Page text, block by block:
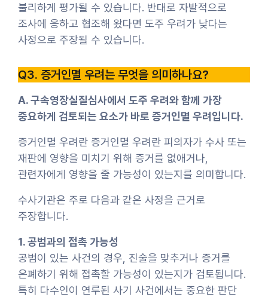
불리하게 평가될 수 있습니다. 반대로 자발적으로
조사에 응하고 협조해 왔다면 도주 우려가 낮다는
사정으로 주장될 수 있습니다.
Q3. 증거인멸 우려는 무엇을 의미하나요?
A. 구속영장실질심사에서 도주 우려와 함께 가장
중요하게 검토되는 요소가 바로 증거인멸 우려입니다.
증거인멸 우려란 증거인멸 우려란 피의자가 수사 또는
재판에 영향을 미치기 위해 증거를 없애거나,
관련자에게 영향을 줄 가능성이 있는지를 의미합니다.
수사기관은 주로 다음과 같은 사정을 근거로
주장합니다.
1. 공범과의 접촉 가능성
공범이 있는 사건의 경우, 진술을 맞추거나 증거를
은폐하기 위해 접촉할 가능성이 있는지가 검토됩니다.
특히 다수인이 연루된 사기 사건에서는 중요한 판단